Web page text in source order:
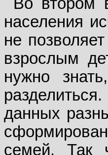
населения
не
взрослым
нужно
данных
семей. Так